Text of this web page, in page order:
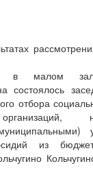
в малом
состоялось
отбора
из